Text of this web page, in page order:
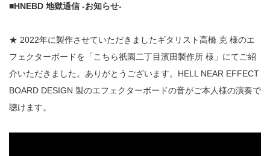
■HNEBD 地獄通信 -お知らせ-
★ 2022年に製作させていただきましたギタリスト高橋 克 様のエ
フェクターボードを「こちら祇園二丁目濱田製作所 様」にてご紹
介いただきました。ありがとうございます。HELL NEAR EFFECT
BOARD DESIGN 製のエフェクターボードの音がご本人様の演奏で
聴けます。